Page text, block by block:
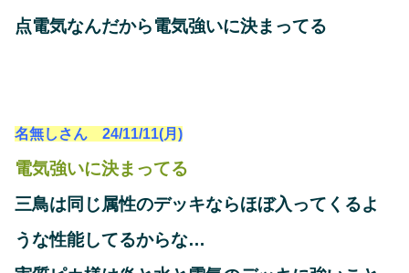
点電気なんだから電気強いに決まってる
名無しさん 24/11/11(月)
電気強いに決まってる
三鳥は同じ属性のデッキならほぼ入ってくるよ
うな性能してるからな…